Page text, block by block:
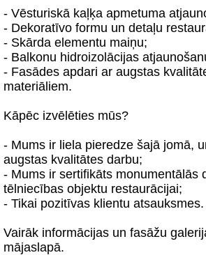
- Vēsturiskā kaļķa apmetuma
- Dekoratīvo formu un detaļu
- Skārda elementu maiņu;
- Balkonu hidroizolācijas
- Fasādes apdari ar augstas
materiāliem.
Kāpēc izvēlēties mūs?
- Mums ir liela pieredze šajā jomā,
augstas kvalitātes darbu;
- Mums ir sertifikāts monumentālās
tēlniecības objektu restaurācijai;
- Tikai pozitīvas klientu atsauksmes.
Vairāk informācijas un fasāžu
mājaslapā.